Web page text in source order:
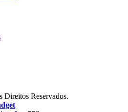
Direitos Reservados.